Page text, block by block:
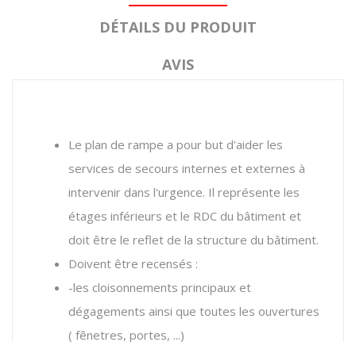
DÉTAILS DU PRODUIT
AVIS
Le plan de rampe a pour but d'aider les
services de secours internes et externes à
intervenir dans l'urgence. Il représente les
étages inférieurs et le RDC du bâtiment et
doit être le reflet de la structure du bâtiment.
Doivent être recensés :
-les cloisonnements principaux et
dégagements ainsi que toutes les ouvertures
( fênetres, portes, ...)